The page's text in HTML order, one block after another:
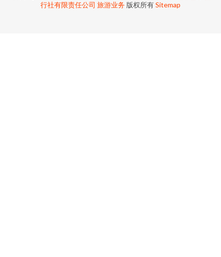
行社有限责任公司 旅游业务 版权所有Sitemap